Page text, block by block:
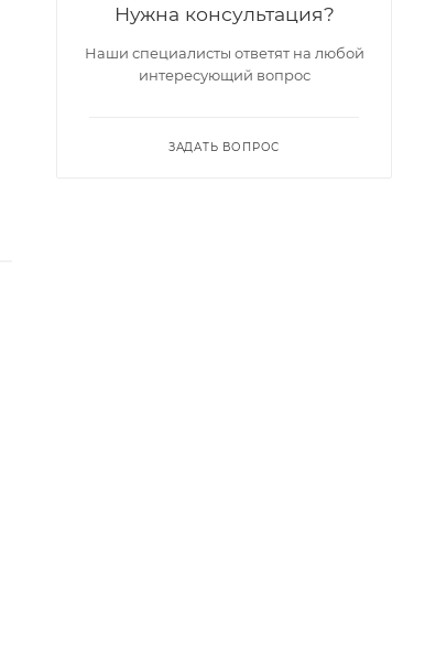
Нужна консультация?
Наши специалисты ответят на любой
интересующий вопрос
ЗАДАТЬ ВОПРОС